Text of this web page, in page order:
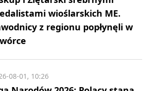
wioślarskich ME.
z regionu popłynęli w
08-01, 10:26